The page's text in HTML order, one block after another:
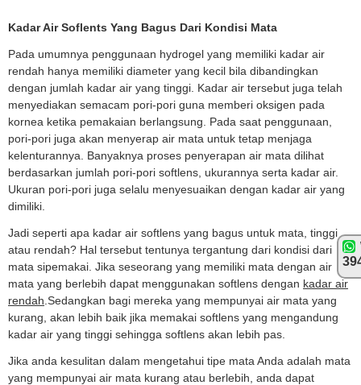
Kadar Air Soflents Yang Bagus Dari Kondisi Mata
Pada umumnya penggunaan hydrogel yang memiliki kadar air
rendah hanya memiliki diameter yang kecil bila dibandingkan
dengan jumlah kadar air yang tinggi. Kadar air tersebut juga telah
menyediakan semacam pori-pori guna memberi oksigen pada
kornea ketika pemakaian berlangsung. Pada saat penggunaan,
pori-pori juga akan menyerap air mata untuk tetap menjaga
kelenturannya. Banyaknya proses penyerapan air mata dilihat
berdasarkan jumlah pori-pori softlens, ukurannya serta kadar air.
Ukuran pori-pori juga selalu menyesuaikan dengan kadar air yang
dimiliki.
Jadi seperti apa kadar air softlens yang bagus untuk mata, tinggi
atau rendah? Hal tersebut tentunya tergantung dari kondisi dari
mata sipemakai. Jika seseorang yang memiliki mata dengan air
mata yang berlebih dapat menggunakan softlens dengan kadar air
rendah .Sedangkan bagi mereka yang mempunyai air mata yang
kurang, akan lebih baik jika memakai softlens yang mengandung
kadar air yang tinggi sehingga softlens akan lebih pas.
Jika anda kesulitan dalam mengetahui tipe mata Anda adalah mata
yang mempunyai air mata kurang atau berlebih, anda dapat